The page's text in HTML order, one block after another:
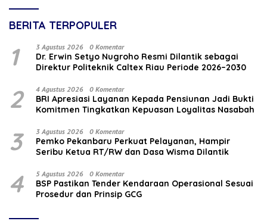
BERITA TERPOPULER
1 3 Agustus 2026 0 Komentar
‎Dr. Erwin Setyo Nugroho Resmi Dilantik sebagai
Direktur Politeknik Caltex Riau Periode 2026–2030
2 4 Agustus 2026 0 Komentar
BRI Apresiasi Layanan Kepada Pensiunan Jadi Bukti
Komitmen Tingkatkan Kepuasan Loyalitas Nasabah
3 3 Agustus 2026 0 Komentar
Pemko Pekanbaru Perkuat Pelayanan, Hampir
Seribu Ketua RT/RW dan Dasa Wisma Dilantik
4 5 Agustus 2026 0 Komentar
BSP Pastikan Tender Kendaraan Operasional Sesuai
Prosedur dan Prinsip GCG